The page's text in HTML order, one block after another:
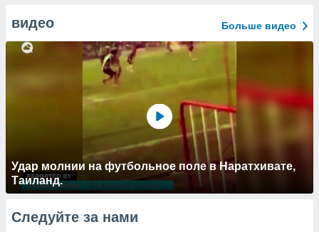
видео Больше видео
Удар молнии на футбольное поле в Наратхивате,
Таиланд.
Следуйте за нами